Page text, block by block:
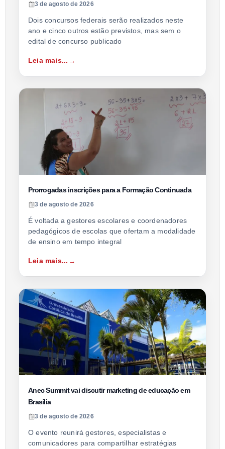
3 de agosto de 2026
Dois concursos federais serão realizados neste
ano e cinco outros estão previstos, mas sem o
edital de concurso publicado
Leia mais...
Prorrogadas inscrições para a Formação Continuada
3 de agosto de 2026
É voltada a gestores escolares e coordenadores
pedagógicos de escolas que ofertam a modalidade
de ensino em tempo integral
Leia mais...
Anec Summit vai discutir marketing de educação em
Brasília
3 de agosto de 2026
O evento reunirá gestores, especialistas e
comunicadores para compartilhar estratégias